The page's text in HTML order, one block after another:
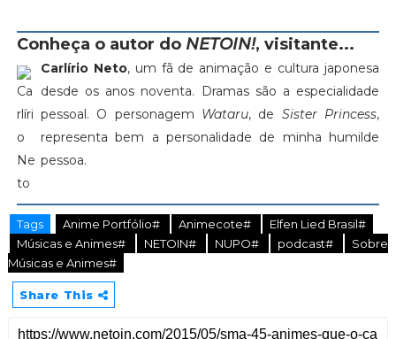
Conheça o autor do NETOIN!, visitante...
Carlírio Neto, um fã de animação e cultura japonesa
desde os anos noventa. Dramas são a especialidade
pessoal. O personagem Wataru, de Sister Princess,
representa bem a personalidade de minha humilde
pessoa.
Tags Anime Portfólio# Animecote#
Elfen Lied Brasil#
Músicas e Animes#
NETOIN# NUPO# podcast#
Sobre
Músicas e Animes#
Share This